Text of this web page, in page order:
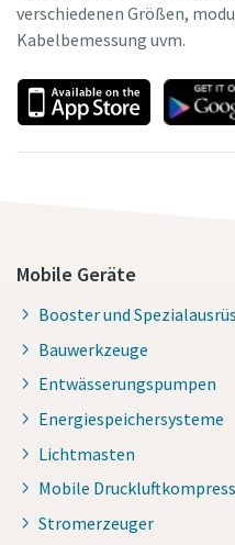
verschiedenen Größen,
Kabelbemessung uvm.
Mobile Geräte
Booster und
Bauwerkzeuge
Entwässerungspumpen
Energiespeichersysteme
Lichtmasten
Mobile
Stromerzeuger